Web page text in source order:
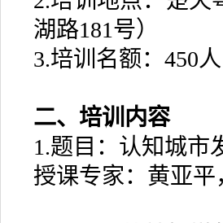
湖路181号）
3.培训名额：450
二、培训内容
1.题目：认知城市
授课专家：黄亚